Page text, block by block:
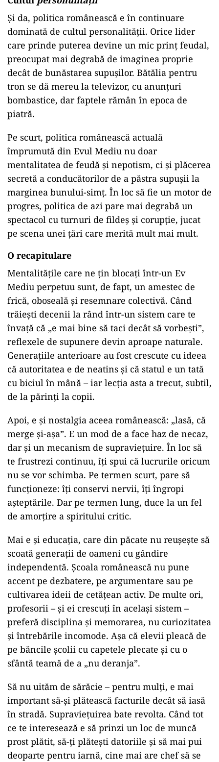
Și da, politica românească e în continuare
dominată de cultul personalității. Orice lider
care prinde puterea devine un mic prinț feudal,
preocupat mai degrabă de imaginea proprie
decât de bunăstarea supușilor. Bătălia pentru
tron se dă mereu la televizor, cu anunțuri
bombastice, dar faptele rămân în epoca de
piatră.
Pe scurt, politica românească actuală
împrumută din Evul Mediu nu doar
mentalitatea de feudă și nepotism, ci și plăcerea
secretă a conducătorilor de a păstra supușii la
marginea bunului-simț. În loc să fie un motor de
progres, politica de azi pare mai degrabă un
spectacol cu turnuri de fildeș și corupție, jucat
pe scena unei țări care merită mult mai mult.
O recapitulare
Mentalitățile care ne țin blocați într-un Ev
Mediu perpetuu sunt, de fapt, un amestec de
frică, oboseală și resemnare colectivă. Când
trăiești decenii la rând într-un sistem care te
învață că „e mai bine să taci decât să vorbești”,
reflexele de supunere devin aproape naturale.
Generațiile anterioare au fost crescute cu ideea
că autoritatea e de neatins și că statul e un tată
cu biciul în mână – iar lecția asta a trecut, subtil,
de la părinți la copii.
Apoi, e și nostalgia aceea românească: „lasă, că
merge și-așa”. E un mod de a face haz de necaz,
dar și un mecanism de supraviețuire. În loc să
te frustrezi continuu, îți spui că lucrurile oricum
nu se vor schimba. Pe termen scurt, pare să
funcționeze: îți conservi nervii, îți îngropi
așteptările. Dar pe termen lung, duce la un fel
de amorțire a spiritului critic.
Mai e și educația, care din păcate nu reușește să
scoată generații de oameni cu gândire
independentă. Școala românească nu pune
accent pe dezbatere, pe argumentare sau pe
cultivarea ideii de cetățean activ. De multe ori,
profesorii – și ei crescuți în același sistem –
preferă disciplina și memorarea, nu curiozitatea
și întrebările incomode. Așa că elevii pleacă de
pe băncile școlii cu capetele plecate și cu o
sfântă teamă de a „nu deranja”.
Să nu uităm de sărăcie – pentru mulți, e mai
important să-și plătească facturile decât să iasă
în stradă. Supraviețuirea bate revolta. Când tot
ce te interesează e să prinzi un loc de muncă
prost plătit, să-ți plătești datoriile și să mai pui
deoparte pentru iarnă, cine mai are chef să se